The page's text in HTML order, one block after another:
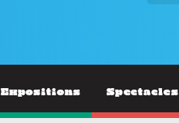
Expositions Spectacles